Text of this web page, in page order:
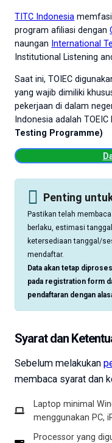
TITC Indonesia
program afiliasi dengan
naungan International
Institutional Listening
Saat ini, TOIEC
yang wajib dimiliki
pekerjaan di dalam
Indonesia adalah
Testing Programme)
Penting
Pastikan telah
berlaku, estimasi
ketersediaan tanggal/
mendaftar.
Data akan tetap
pada registration form
pendaftaran dengan
Syarat dan
Sebelum melakukan
membaca syarat dan
Laptop minimal
menggunakan PC,
Processor yang